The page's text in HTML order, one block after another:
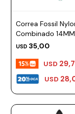
Correa Fossil
Combinado 14MM
USD 35,00
USD
USD